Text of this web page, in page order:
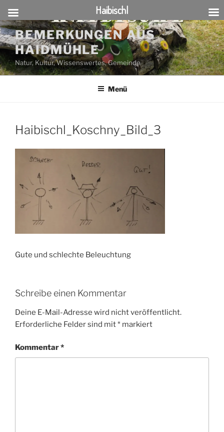
Zum
Inhalt
springen
BEMERKUNGEN AUS
HAIDMÜHLE
Natur, Kultur, Wissenswertes, Gemeinde
Menü
Haibischl_Koschny_Bild_3
Gute und schlechte Beleuchtung
Schreibe einen Kommentar
Deine E-Mail-Adresse wird nicht veröffentlicht.
Erforderliche Felder sind mit* markiert
Kommentar*
Haibischl